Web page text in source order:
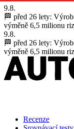
9.8.
🏁 před 26 lety:
výměně 6,5 milionu
9.8.
🏁 před 26 lety:
výměně 6,5 milionu
Recenze